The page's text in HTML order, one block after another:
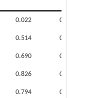
0.022 0.033
0.514 0.374
0.690 0.626
0.826 0.859
0.794 0.652